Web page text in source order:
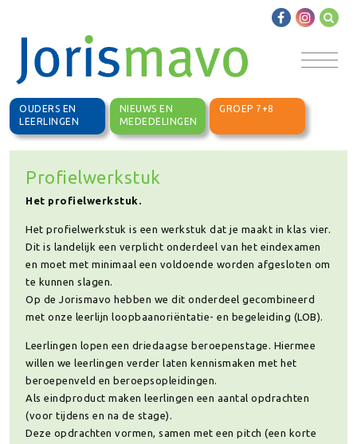
OUDERS EN
LEERLINGEN
NIEUWS EN
MEDEDELINGEN
GROEP 7+8
Profielwerkstuk
Het profielwerkstuk.
Het profielwerkstuk is een werkstuk dat je maakt in klas vier.
Dit is landelijk een verplicht onderdeel van het eindexamen
en moet met minimaal een voldoende worden afgesloten om
te kunnen slagen.
Op de Jorismavo hebben we dit onderdeel gecombineerd
met onze leerlijn loopbaanoriëntatie- en begeleiding (LOB).
Leerlingen lopen een driedaagse beroepenstage. Hiermee
willen we leerlingen verder laten kennismaken met het
beroepenveld en beroepsopleidingen.
Als eindproduct maken leerlingen een aantal opdrachten
(voor tijdens en na de stage).
Deze opdrachten vormen, samen met een pitch (een korte